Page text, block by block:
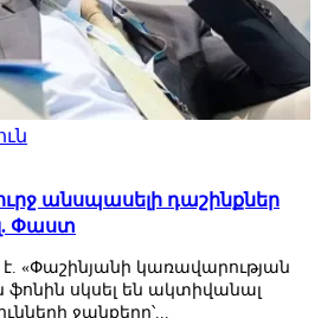
անսպասելի դաշինքներ
Փաստ
«Փաշինյանի կառավարության
սկսել են ակտիվանալ
ջանքերը՝...